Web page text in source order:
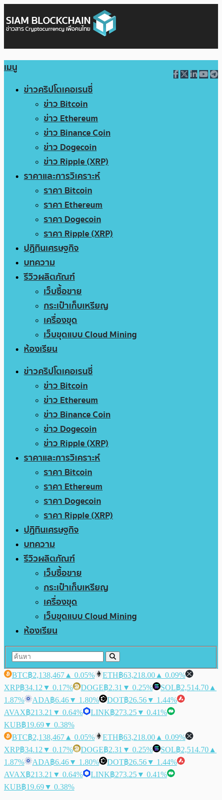
เมนู
ข่าวคริปโตเคอเรนซี่
ข่าว Bitcoin
ข่าว Ethereum
ข่าว Binance Coin
ข่าว Dogecoin
ข่าว Ripple (XRP)
ราคาและการวิเคราะห์
ราคา Bitcoin
ราคา Ethereum
ราคา Dogecoin
ราคา Ripple (XRP)
ปฏิทินเศรษฐกิจ
บทความ
รีวิวผลิตภัณฑ์
เว็บซื้อขาย
กระเป๋าเก็บเหรียญ
เครื่องขุด
เว็บขุดแบบ Cloud Mining
ห้องเรียน
ข่าวคริปโตเคอเรนซี่
ข่าว Bitcoin
ข่าว Ethereum
ข่าว Binance Coin
ข่าว Dogecoin
ข่าว Ripple (XRP)
ราคาและการวิเคราะห์
ราคา Bitcoin
ราคา Ethereum
ราคา Dogecoin
ราคา Ripple (XRP)
ปฏิทินเศรษฐกิจ
บทความ
รีวิวผลิตภัณฑ์
เว็บซื้อขาย
กระเป๋าเก็บเหรียญ
เครื่องขุด
เว็บขุดแบบ Cloud Mining
ห้องเรียน
BTC฿2,138,467 ▲ 0.05% ETH฿63,218.00 ▲ 0.09%
XRP฿34.12 ▼ 0.17% DOGE฿2.31 ▼ 0.25% SOL฿2,514.70 ▲
1.87%
ADA฿6.46▼ 1.80% DOT฿26.56▼ 1.44%
AVAX฿213.21 ▼ 0.64% LINK฿273.25▼ 0.41%
KUB฿19.69▼ 0.38%
BTC฿2,138,467 ▲ 0.05% ETH฿63,218.00 ▲ 0.09%
XRP฿34.12 ▼ 0.17% DOGE฿2.31 ▼ 0.25% SOL฿2,514.70 ▲
1.87%
ADA฿6.46▼ 1.80% DOT฿26.56▼ 1.44%
AVAX฿213.21 ▼ 0.64% LINK฿273.25▼ 0.41%
KUB฿19.69▼ 0.38%